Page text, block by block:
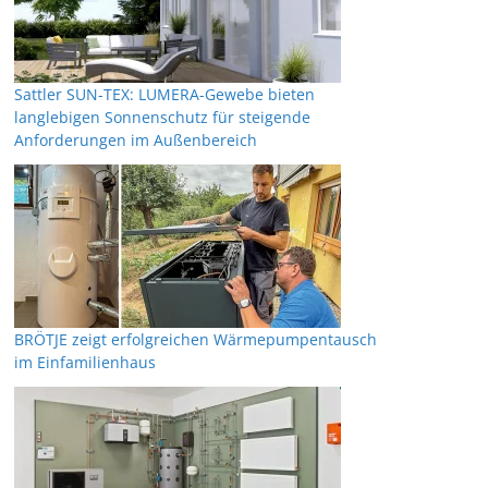
Sattler SUN-TEX: LUMERA-Gewebe bieten
langlebigen Sonnenschutz für steigende
Anforderungen im Außenbereich
BRÖTJE zeigt erfolgreichen Wärmepumpentausch
im Einfamilienhaus